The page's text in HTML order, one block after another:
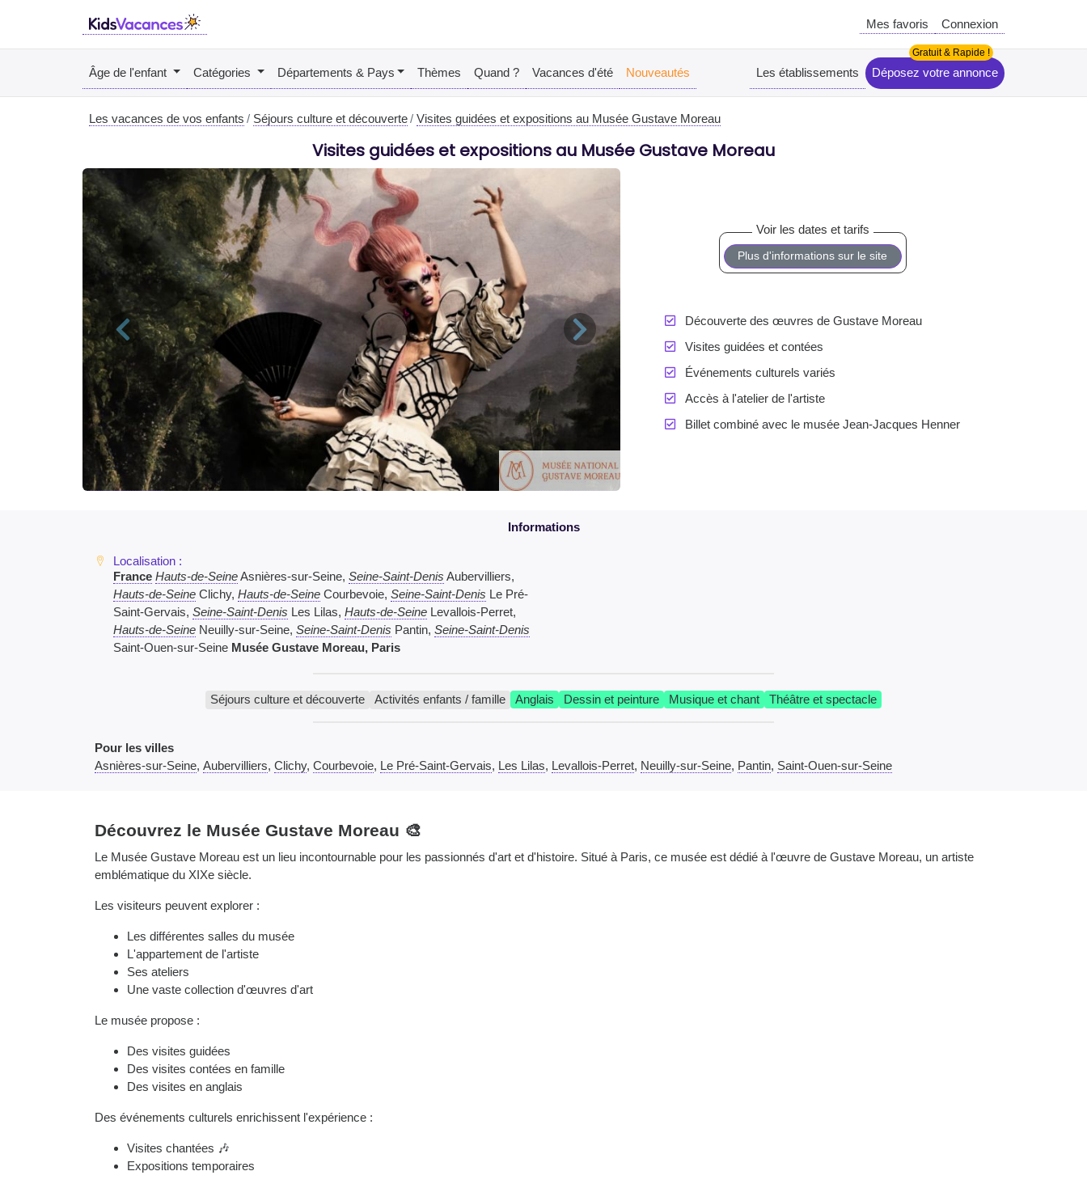
Mes favoris Connexion
Âge de l'enfant Catégories Départements & Pays Thèmes Quand ? Vacances d'été Nouveautés Les établissements Déposez votre annonce
Les vacances de vos enfants Séjours culture et découverte Visites guidées et expositions au Musée Gustave Moreau
Visites guidées et expositions au Musée Gustave Moreau
Plus d'informations sur le site
Découverte des œuvres de Gustave Moreau
Visites guidées et contées
Événements culturels variés
Accès à l'atelier de l'artiste
Billet combiné avec le musée Jean-Jacques Henner
France Hauts-de-SeineAsnières-sur-Seine, Seine-Saint-Denis Aubervilliers,
Hauts-de-Seine Clichy, Hauts-de-Seine Courbevoie, Seine-Saint-Denis Le Pré-
Saint-Gervais, Seine-Saint-Denis Les Lilas, Hauts-de-Seine Levallois-Perret,
Hauts-de-Seine Neuilly-sur-Seine, Seine-Saint-Denis Pantin, Seine-Saint-Denis
Saint-Ouen-sur-Seine Musée Gustave Moreau, Paris
Séjours culture et découverte Activités enfants / famille Anglais Dessin et peinture Musique et chant Théâtre et spectacle
Pour les villes
Asnières-sur-Seine, Aubervilliers, Clichy, Courbevoie, Le Pré-Saint-Gervais, Les Lilas, Levallois-Perret, Neuilly-sur-Seine, Pantin, Saint-Ouen-sur-Seine
Découvrez le Musée Gustave Moreau 🎨
Le Musée Gustave Moreau est un lieu incontournable pour les passionnés d'art et d'histoire. Situé à Paris, ce musée est dédié à l'œuvre de Gustave Moreau, un artiste
emblématique du XIXe siècle.
Les visiteurs peuvent explorer :
Les différentes salles du musée
L'appartement de l'artiste
Ses ateliers
Une vaste collection d'œuvres d'art
Le musée propose :
Des visites guidées
Des visites contées en famille
Des visites en anglais
Des événements culturels enrichissent l'expérience :
Visites chantées 🎶
Expositions temporaires